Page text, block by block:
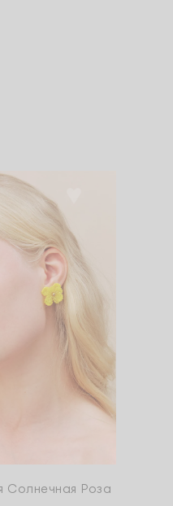
Солнечная Роза